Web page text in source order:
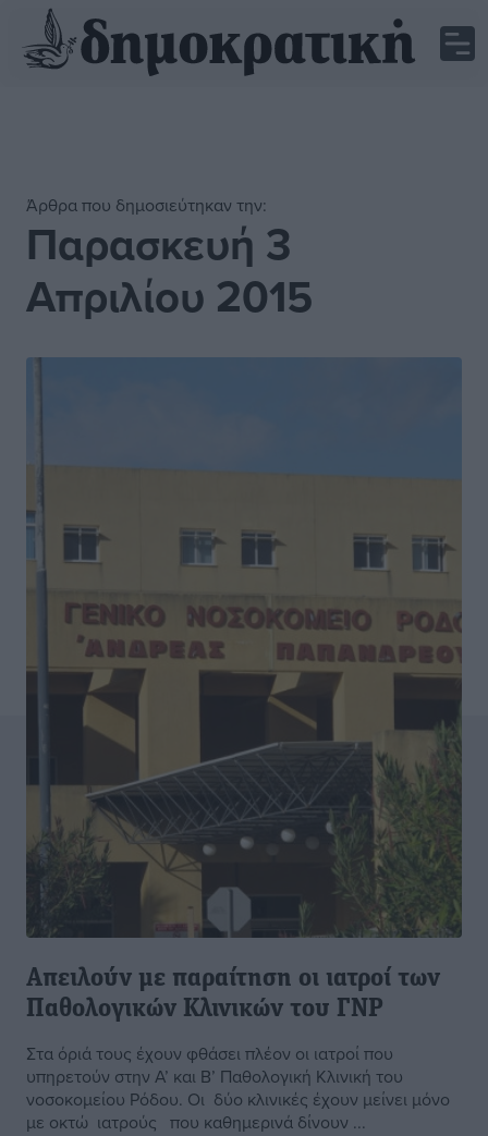
Άρθρα που δημοσιεύτηκαν την:
Παρασκευή 3
Απριλίου 2015
Απειλούν με παραίτηση οι ιατροί των
Παθολογικών Κλινικών του ΓΝΡ
Στα όριά τους έχουν φθάσει πλέον οι ιατροί που
υπηρετούν στην Α’ και Β’ Παθολογική Κλινική του
νοσοκομείου Ρόδου. Οι δύο κλινικές έχουν μείνει μόνο
με οκτώ ιατρούς που καθημερινά δίνουν ...